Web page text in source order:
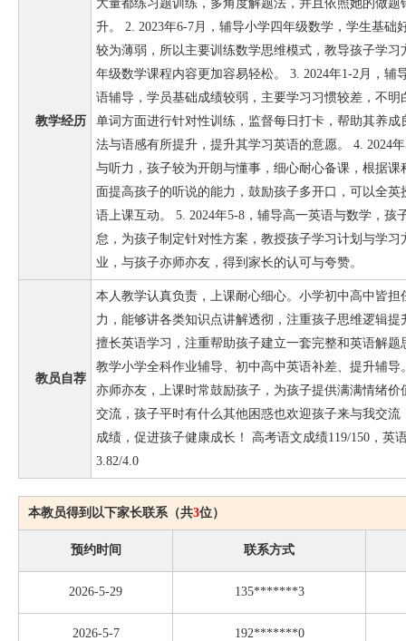
教学经历
大量都练习题训练，多角度解题法，并且依照她的做
升。 2. 2023年6-7月，辅导小学四年级数学，学生基础
较为薄弱，所以主要训练数学思维模式，教导孩子学
年级数学课程内容更加容易轻松。 3. 2024年1-2月，辅
语辅导，学员基础成绩较弱，主要学习习惯较差，不
单词方面进行针对性训练，监督每日打卡，帮助其养
法与语感有所提升，提升其学习英语的意愿。 4. 2024
与听力，孩子较为开朗与懂事，细心耐心备课，根据
面提高孩子的听说的能力，鼓励孩子多开口，可以全
语上课互动。 5. 2024年5-8，辅导高一英语与数学，孩
怠，为孩子制定针对性方案，教授孩子学习计划与学
业，与孩子亦师亦友，得到家长的认可与夸赞。
教员自荐
本人教学认真负责，上课耐心细心。小学初中高中皆
力，能够讲各类知识点讲解透彻，注重孩子思维逻辑
擅长英语学习，注重帮助孩子建立一套完整和英语解
教学小学全科作业辅导、初中高中英语补差、提升辅
亦师亦友，上课时常鼓励孩子，为孩子提供满满情绪
交流，孩子平时有什么其他困惑也欢迎孩子来与我交
成绩，促进孩子健康成长！ 高考语文成绩119/150，英
3.82/4.0
本教员得到以下家长联系（共3位）
预约时间 联系方式
2026-5-29 135*******3
2026-5-7 192*******0